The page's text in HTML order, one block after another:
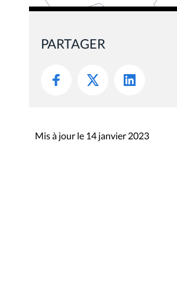
PARTAGER
Mis à jour le 14 janvier 2023